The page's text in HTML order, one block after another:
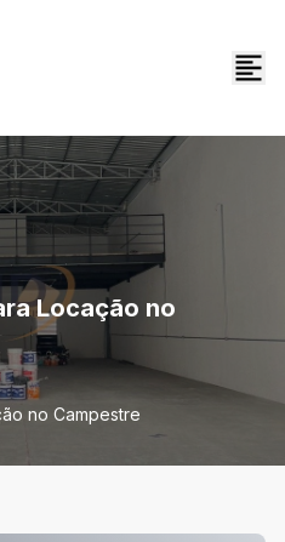
Locação no
no Campestre